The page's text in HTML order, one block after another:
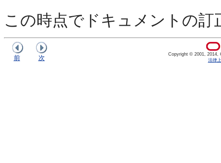
この時点でドキュメントの
前 次
Copyright © 2001, 2014,
法律